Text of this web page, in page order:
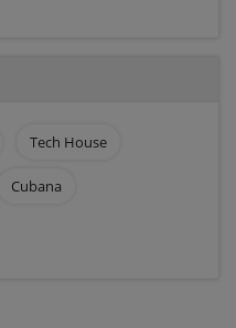
Tech House
Cubana